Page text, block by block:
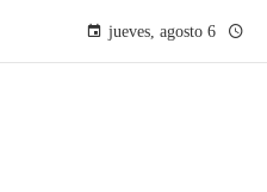
jueves, agosto 6